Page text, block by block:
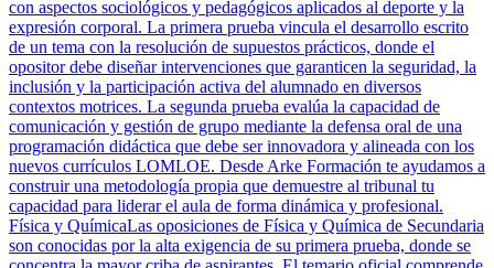
con aspectos sociológicos y pedagógicos aplicados al deporte y la
expresión corporal. La primera prueba vincula el desarrollo escrito
de un tema con la resolución de supuestos prácticos, donde el
opositor debe diseñar intervenciones que garanticen la seguridad, la
inclusión y la participación activa del alumnado en diversos
contextos motrices. La segunda prueba evalúa la capacidad de
comunicación y gestión de grupo mediante la defensa oral de una
programación didáctica que debe ser innovadora y alineada con los
nuevos currículos LOMLOE. Desde Arke Formación te ayudamos a
construir una metodología propia que demuestre al tribunal tu
capacidad para liderar el aula de forma dinámica y profesional.
Física y QuímicaLas oposiciones de Física y Química de Secundaria
son conocidas por la alta exigencia de su primera prueba, donde se